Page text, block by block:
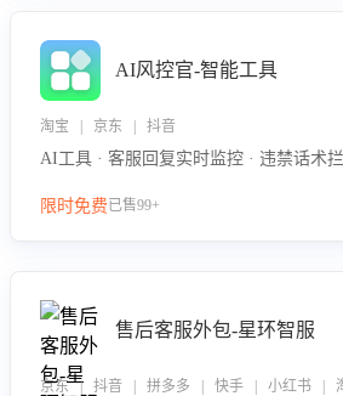
AI风控官-智能工具
淘宝 | 京东 | 抖音
AI工具 · 客服回复实时监控 · 违禁话术
限时免费已售99+
售后客服外包-星环智服
京东 | 抖音 | 拼多多 | 快手 | 小红书 |